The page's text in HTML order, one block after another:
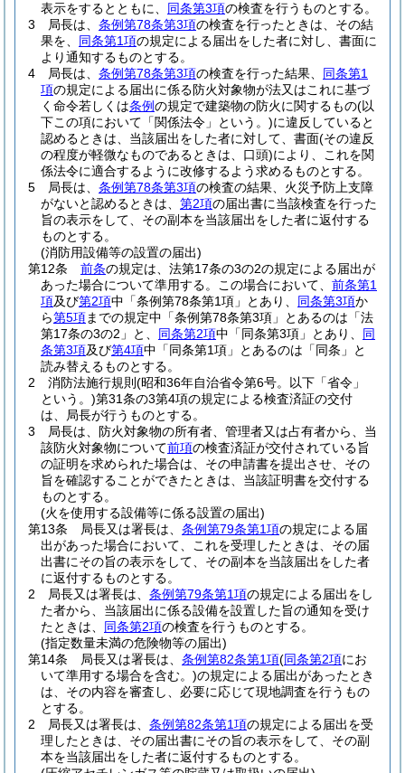
表示をするとともに、 同条第3項の検査を行うものとする。
3
局長は、 条例第78条第3項の検査を行ったときは、その結
果を、 同条第1項の規定による届出をした者に対し、書面に
より通知するものとする。
4
局長は、 条例第78条第3項の検査を行った結果、 同条第1
項の規定による届出に係る防火対象物が法又はこれに基づ
く命令若しくは条例の規定で建築物の防火に関するもの(以
下この項において「関係法令」という。)に違反していると
認めるときは、当該届出をした者に対して、書面(その違反
の程度が軽微なものであるときは、口頭)により、これを関
係法令に適合するように改修するよう求めるものとする。
5
局長は、 条例第78条第3項の検査の結果、火災予防上支障
がないと認めるときは、 第2項の届出書に当該検査を行った
旨の表示をして、その副本を当該届出をした者に返付する
ものとする。
(消防用設備等の設置の届出)
第12条
前条の規定は、法第17条の3の2の規定による届出が
あった場合について準用する。
この場合において、 前条第1
項及び第2項中「条例第78条第1項」とあり、 同条第3項か
ら第5項までの規定中「条例第78条第3項」とあるのは「法
第17条の3の2」と、 同条第2項中「同条第3項」とあり、 同
条第3項及び第4項中「同条第1項」とあるのは「同条」と
読み替えるものとする。
2
消防法施行規則 (昭和36年自治省令第6号。以下「省令」
という。)第31条の3第4項の規定による検査済証の交付
は、局長が行うものとする。
3
局長は、防火対象物の所有者、管理者又は占有者から、当
該防火対象物について前項の検査済証が交付されている旨
の証明を求められた場合は、その申請書を提出させ、その
旨を確認することができたときは、当該証明書を交付する
ものとする。
(火を使用する設備等に係る設置の届出)
第13条
局長又は署長は、 条例第79条第1項の規定による届
出があった場合において、これを受理したときは、その届
出書にその旨の表示をして、その副本を当該届出をした者
に返付するものとする。
2
局長又は署長は、 条例第79条第1項の規定による届出をし
た者から、当該届出に係る設備を設置した旨の通知を受け
たときは、 同条第2項の検査を行うものとする。
(指定数量未満の危険物等の届出)
第14条
局長又は署長は、 条例第82条第1項(同条第2項にお
いて準用する場合を含む。)の規定による届出があったとき
は、その内容を審査し、必要に応じて現地調査を行うもの
とする。
2
局長又は署長は、 条例第82条第1項の規定による届出を受
理したときは、その届出書にその旨の表示をして、その副
本を当該届出をした者に返付するものとする。